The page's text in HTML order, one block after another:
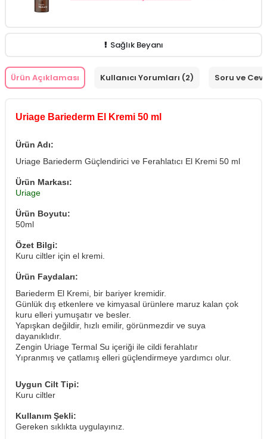
Sağlık Beyanı
Ürün Açıklaması Kullanıcı Yorumları (2) Soru ve
Uriage Bariederm El Kremi 50 ml
Ürün Adı:
Uriage Bariederm Güçlendirici ve Ferahlatıcı El Kremi 50 ml
Ürün Markası:
Uriage
Ürün Boyutu:
50ml
Özet Bilgi:
Kuru ciltler için el kremi.
Ürün Faydaları:
Bariederm El Kremi, bir bariyer kremidir.
Günlük dış etkenlere ve kimyasal ürünlere maruz kalan çok
kuru elleri yumuşatır ve besler.
Yapışkan değildir, hızlı emilir, görünmezdir ve suya
dayanıklıdır.
Zengin Uriage Termal Su içeriği ile cildi ferahlatır
Yıpranmış ve çatlamış elleri güçlendirmeye yardımcı olur.
Uygun Cilt Tipi:
Kuru ciltler
Kullanım Şekli:
Gereken sıklıkta uygulayınız.